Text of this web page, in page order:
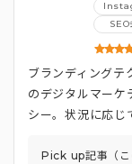
SEO
ブランディングテ
のデジタルマーケ
シー。状況に応じ
Pick up記事（こ